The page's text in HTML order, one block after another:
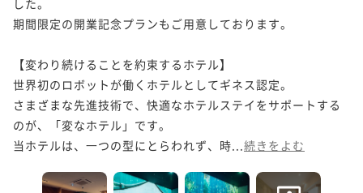
期間限定の開業記念プランもご用意しております。
【変わり続けることを約束するホテル】
世界初のロボットが働くホテルとしてギネス認定。
さまざまな先進技術で、快適なホテルステイをサポートする
のが、「変なホテル」です。
当ホテルは、⼀つの型にとらわれず、時... 続きをよむ